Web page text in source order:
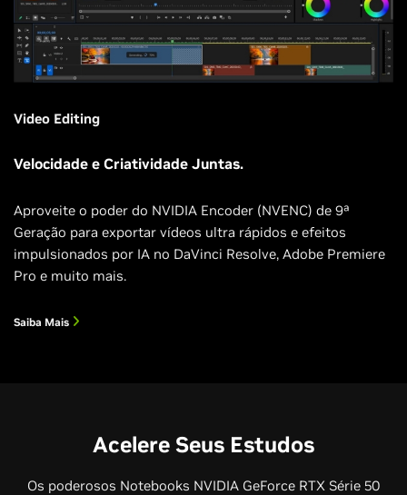
Video Editing
Velocidade e Criatividade Juntas.
Aproveite o poder do NVIDIA Encoder (NVENC) de 9ª
Geração para exportar vídeos ultra rápidos e efeitos
impulsionados por IA no DaVinci Resolve, Adobe Premiere
Pro e muito mais.
Saiba Mais
Acelere Seus Estudos
Os poderosos Notebooks NVIDIA GeForce RTX Série 50